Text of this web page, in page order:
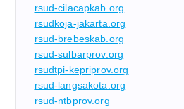
rsud-cilacapkab.org
rsudkoja-jakarta.org
rsud-brebeskab.org
rsud-sulbarprov.org
rsudtpi-kepriprov.org
rsud-langsakota.org
rsud-ntbprov.org